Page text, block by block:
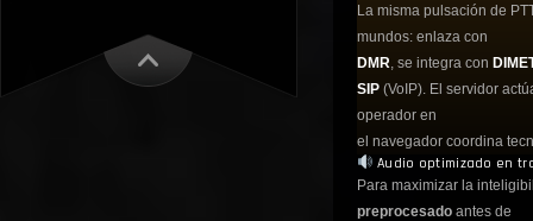
La misma pulsación de
mundos: enlaza con
DMR, se integra con
SIP (VoIP). El servidor
operador en
el navegador coordina
Audio optimizado en
Para maximizar la
preprocesado antes de